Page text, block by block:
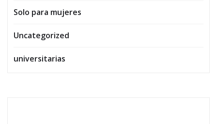
Solo para mujeres
Uncategorized
universitarias